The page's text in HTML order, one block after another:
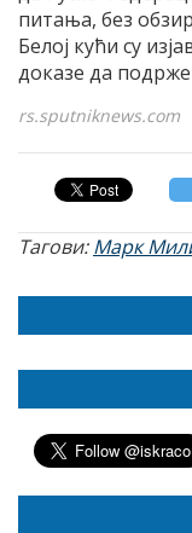
питања, без
Белој кући су
доказе да
rs.sputniknews.com
Тагови:Марк